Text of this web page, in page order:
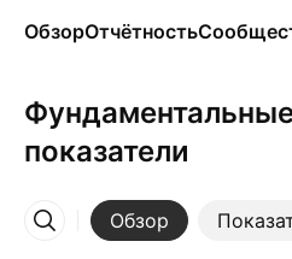
ОбзорОтчётность
показатели
Обзор
Ещё